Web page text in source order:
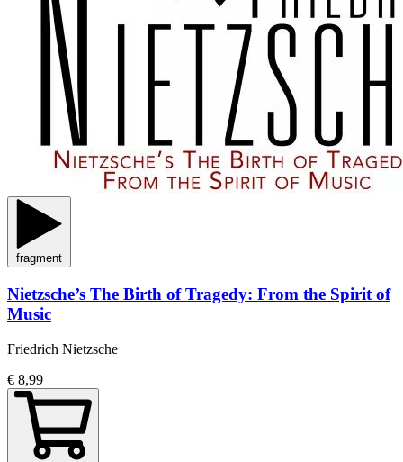
fragment
Nietzsche’s The Birth of Tragedy: From the Spirit of
Music
Friedrich Nietzsche
€ 8,99